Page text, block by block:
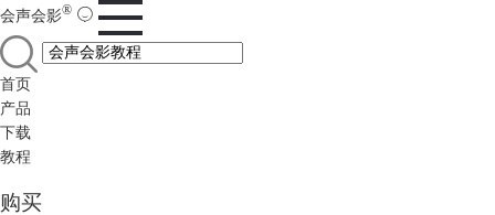
会声会影®
首页
产品
下载
教程
购买